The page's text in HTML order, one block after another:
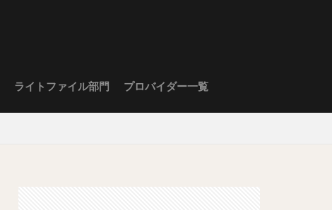
ライトファイル部門 プロバイダー一覧